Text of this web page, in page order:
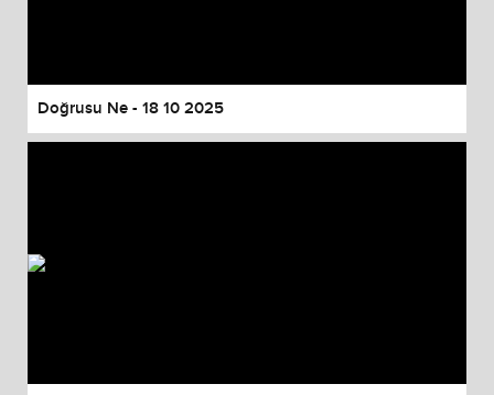
Doğrusu Ne - 18 10 2025